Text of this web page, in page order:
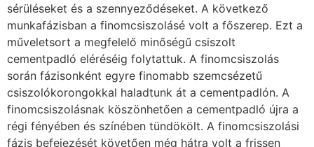
sérüléseket és a szennyeződéseket. A következő
munkafázisban a finomcsiszolásé volt a főszerep. Ezt a
műveletsort a megfelelő minőségű csiszolt
cementpadló eléréséig folytattuk. A finomcsiszolás
során fázisonként egyre finomabb szemcsézetű
csiszolókorongokkal haladtunk át a cementpadlón. A
finomcsiszolásnak köszönhetően a cementpadló újra a
régi fényében és színében tündökölt. A finomcsiszolási
fázis befejezését követően még hátra volt a frissen